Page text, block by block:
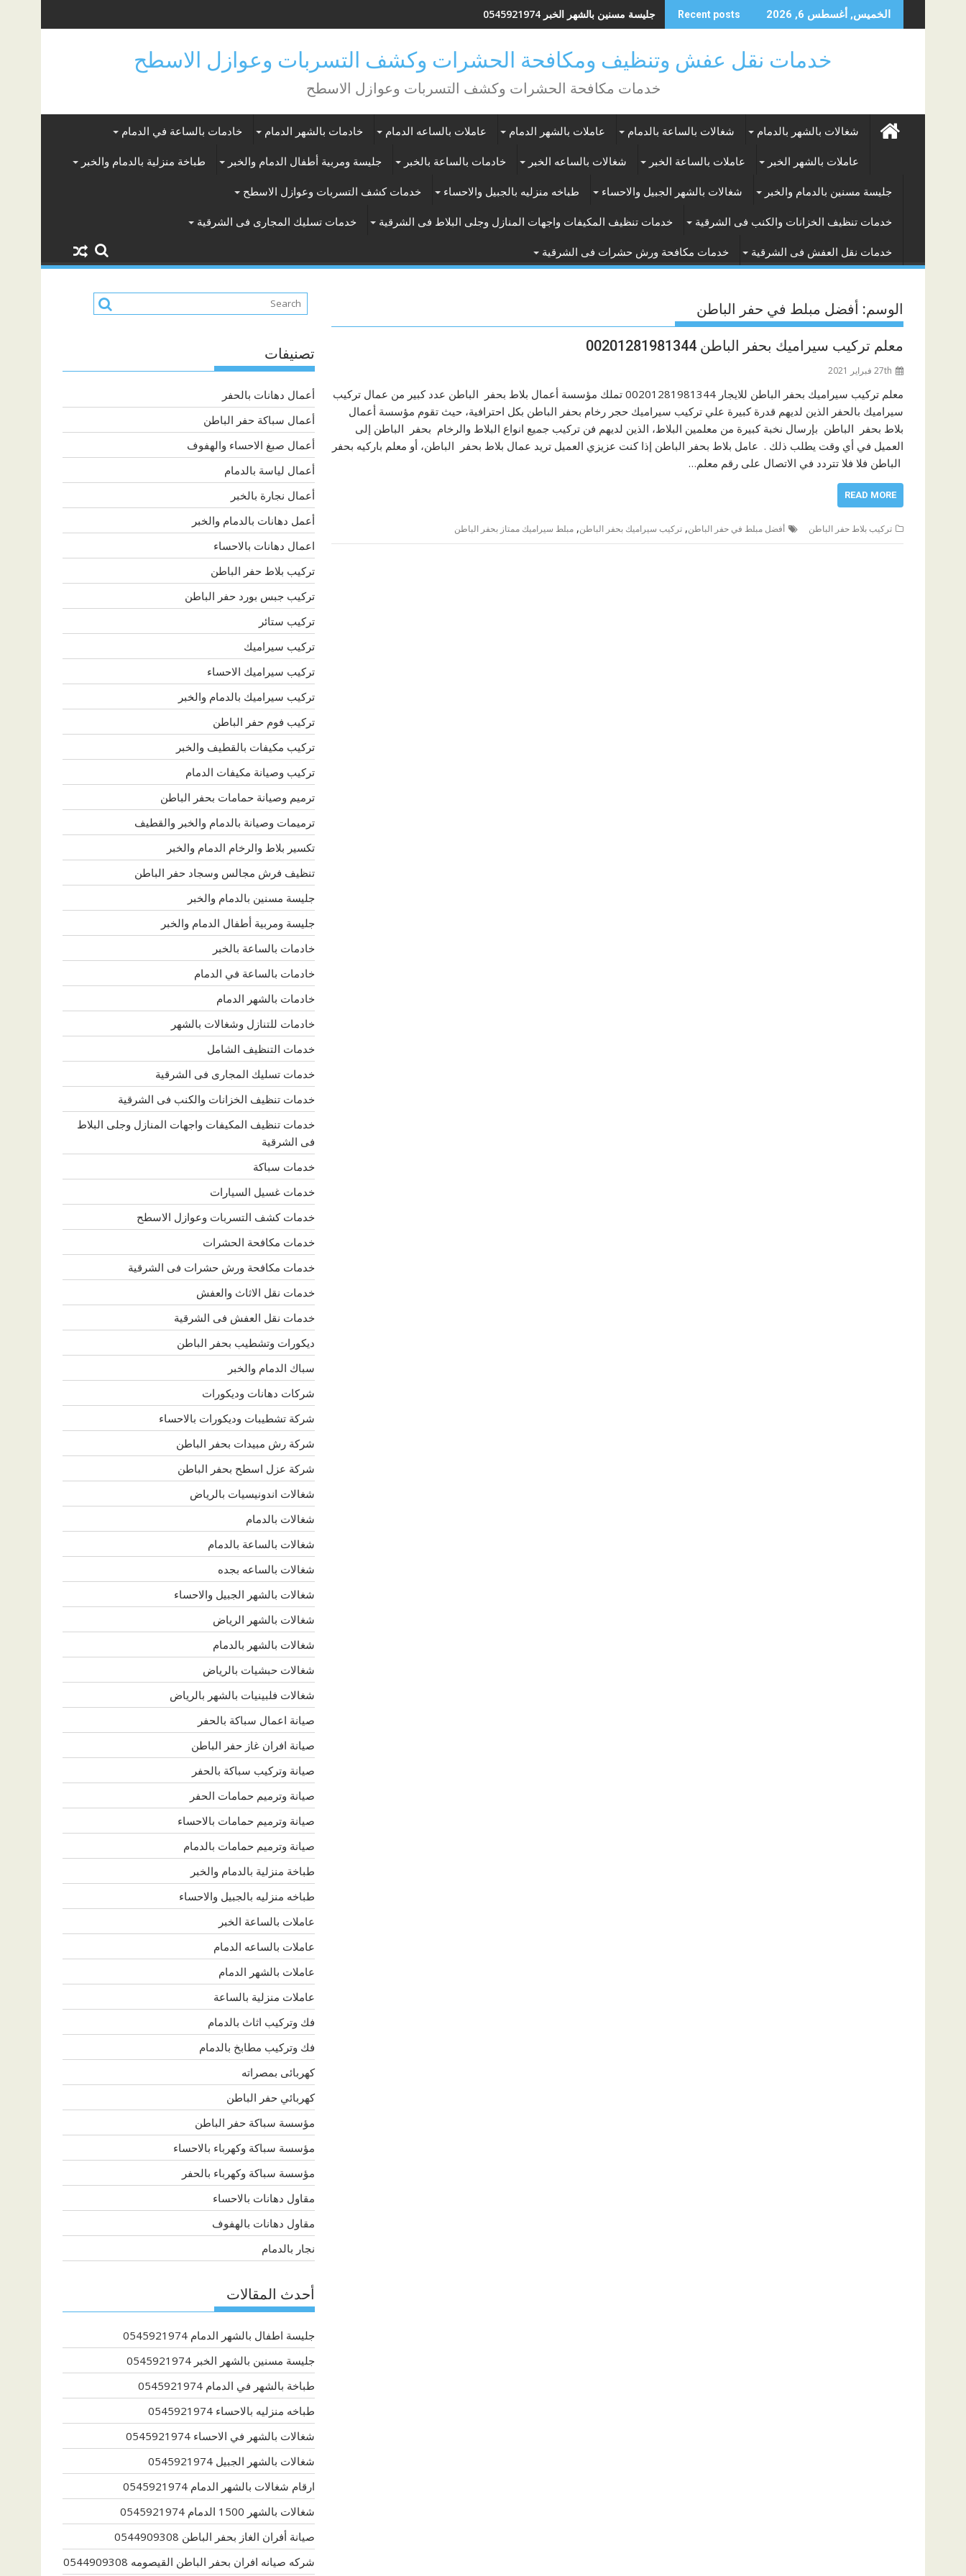
to
الخميس, أغسطس 6, 2026 Recent posts جليسة مسنين بالشهر الخبر 0545921974
خدمات نقل عفش وتنظيف ومكافحة الحشرات وكشف التسربات وعوازل الاسطح
خدمات مكافحة الحشرات وكشف التسربات وعوازل الاسطح
شغالات بالشهر بالدمام شغالات بالساعة بالدمام عاملات بالشهر الدمام عاملات بالساعه الدمام خادمات بالشهر الدمام خادمات بالساعة في الدمام
عاملات بالشهر الخبر عاملات بالساعة الخبر شغالات بالساعه الخبر خادمات بالساعة بالخبر جليسة ومربية أطفال الدمام والخبر طباخة منزلية بالدمام والخبر
جليسة مسنين بالدمام والخبر شغالات بالشهر الجبيل والاحساء طباخه منزليه بالجبيل والاحساء خدمات كشف التسربات وعوازل الاسطح
خدمات تنظيف الخزانات والكنب فى الشرقية خدمات تنظيف المكيفات واجهات المنازل وجلى البلاط فى الشرقية خدمات تسليك المجارى فى الشرقية
خدمات نقل العفش فى الشرقية خدمات مكافحة ورش حشرات فى الشرقية
الوسم: أفضل مبلط في حفر الباطن
معلم تركيب سيراميك بحفر الباطن 00201281981344
27th فبراير 2021
معلم تركيب سيراميك بحفر الباطن للايجار 00201281981344 تملك مؤسسة أعمال بلاط بحفر الباطن عدد كبير من عمال تركيب
سيراميك بالحفر الذين لديهم قدرة كبيرة علي تركيب سيراميك حجر رخام بحفر الباطن بكل احترافية، حيث تقوم مؤسسة أعمال
بلاط بحفر الباطن بإرسال نخبة كبيرة من معلمين البلاط، الذين لديهم فن تركيب جميع انواع البلاط والرخام بحفر الباطن إلى
العميل في أي وقت يطلب ذلك . عامل بلاط بحفر الباطن إذا كنت عزيزي العميل تريد عمال بلاط بحفر الباطن، أو معلم باركيه بحفر
الباطن فلا فلا تتردد في الاتصال على رقم معلم…
READ MORE
تركيب بلاط حفر الباطن أفضل مبلط في حفر الباطن, تركيب سيراميك بحفر الباطن, مبلط سيراميك ممتاز بحفر الباطن
تصنيفات
أعمال دهانات بالحفر
أعمال سباكة حفر الباطن
أعمال صبغ الاحساء والهفوف
أعمال لياسة بالدمام
أعمال نجارة بالخبر
أعمل دهانات بالدمام والخبر
اعمال دهانات بالاحساء
تركيب بلاط حفر الباطن
تركيب جبس بورد حفر الباطن
تركيب ستائر
تركيب سيراميك
تركيب سيراميك الاحساء
تركيب سيراميك بالدمام والخبر
تركيب فوم حفر الباطن
تركيب مكيفات بالقطيف والخبر
تركيب وصيانة مكيفات الدمام
ترميم وصيانة حمامات بحفر الباطن
ترميمات وصيانة بالدمام والخبر والقطيف
تكسير بلاط والرخام الدمام والخبر
تنظيف فرش مجالس وسجاد حفر الباطن
جليسة مسنين بالدمام والخبر
جليسة ومربية أطفال الدمام والخبر
خادمات بالساعة بالخبر
خادمات بالساعة في الدمام
خادمات بالشهر الدمام
خادمات للتنازل وشغالات بالشهر
خدمات التنظيف الشامل
خدمات تسليك المجارى فى الشرقية
خدمات تنظيف الخزانات والكنب فى الشرقية
خدمات تنظيف المكيفات واجهات المنازل وجلى البلاط
فى الشرقية
خدمات سباكة
خدمات غسيل السيارات
خدمات كشف التسربات وعوازل الاسطح
خدمات مكافحة الحشرات
خدمات مكافحة ورش حشرات فى الشرقية
خدمات نقل الاثاث والعفش
خدمات نقل العفش فى الشرقية
ديكورات وتشطيب بحفر الباطن
سباك الدمام والخبر
شركات دهانات وديكورات
شركة تشطيبات وديكورات بالاحساء
شركة رش مبيدات بحفر الباطن
شركة عزل اسطح بحفر الباطن
شغالات اندونيسيات بالرياض
شغالات بالدمام
شغالات بالساعة بالدمام
شغالات بالساعه بجده
شغالات بالشهر الجبيل والاحساء
شغالات بالشهر الرياض
شغالات بالشهر بالدمام
شغالات حبشيات بالرياض
شغالات فلبينيات بالشهر بالرياض
صيانة اعمال سباكة بالحفر
صيانة افران غاز حفر الباطن
صيانة وتركيب سباكة بالحفر
صيانة وترميم حمامات الحفر
صيانة وترميم حمامات بالاحساء
صيانة وترميم حمامات بالدمام
طباخة منزلية بالدمام والخبر
طباخه منزليه بالجبيل والاحساء
عاملات بالساعة الخبر
عاملات بالساعه الدمام
عاملات بالشهر الدمام
عاملات منزلية بالساعة
فك وتركيب اثاث بالدمام
فك وتركيب مطابخ بالدمام
كهربائى بمصراته
كهربائي حفر الباطن
مؤسسة سباكة حفر الباطن
مؤسسة سباكة وكهرباء بالاحساء
مؤسسة سباكة وكهرباء بالحفر
مقاول دهانات بالاحساء
مقاول دهانات بالهفوف
نجار بالدمام
أحدث المقالات
جليسة اطفال بالشهر الدمام 0545921974
جليسة مسنين بالشهر الخبر 0545921974
طباخة بالشهر في الدمام 0545921974
طباخه منزليه بالاحساء 0545921974
شغالات بالشهر في الاحساء 0545921974
شغالات بالشهر الجبيل 0545921974
ارقام شغالات بالشهر الدمام 0545921974
شغالات بالشهر 1500 الدمام 0545921974
صيانة أفران الغاز بحفر الباطن 0544909308
شركه صيانه افران بحفر الباطن القيصومه 0544909308